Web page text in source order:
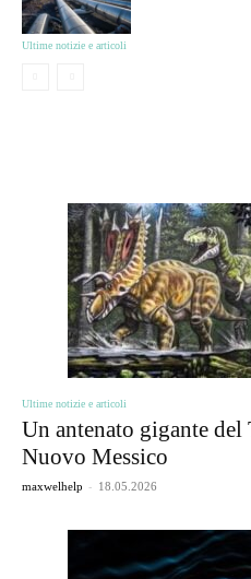
Ultime notizie e articoli
Ultime notizie e articoli
Un antenato gigante del
Nuovo Messico
maxwelhelp - 18.05.2026